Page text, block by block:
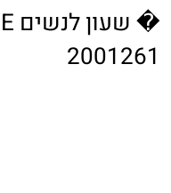
2001261